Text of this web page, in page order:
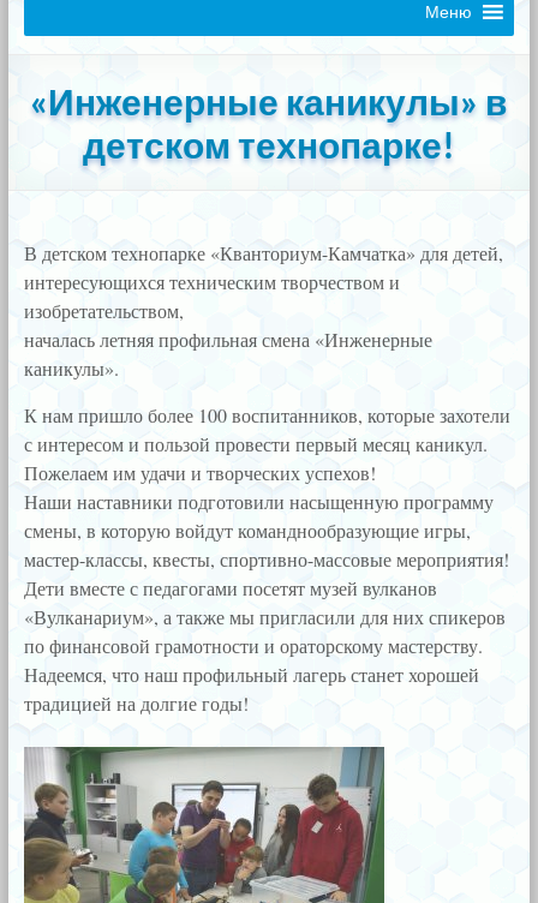
Меню
«Инженерные каникулы» в
детском технопарке!
В детском технопарке «Кванториум-Камчатка» для детей,
интересующихся техническим творчеством и
изобретательством,
началась летняя профильная смена «Инженерные
каникулы».
К нам пришло более 100 воспитанников, которые захотели
с интересом и пользой провести первый месяц каникул.
Пожелаем им удачи и творческих успехов!
Наши наставники подготовили насыщенную программу
смены, в которую войдут команднообразующие игры,
мастер-классы, квесты, спортивно-массовые мероприятия!
Дети вместе с педагогами посетят музей вулканов
«Вулканариум», а также мы пригласили для них спикеров
по финансовой грамотности и ораторскому мастерству.
Надеемся, что наш профильный лагерь станет хорошей
традицией на долгие годы!